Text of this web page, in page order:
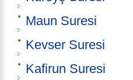
Maun Suresi
Kevser Suresi
Kafirun Suresi